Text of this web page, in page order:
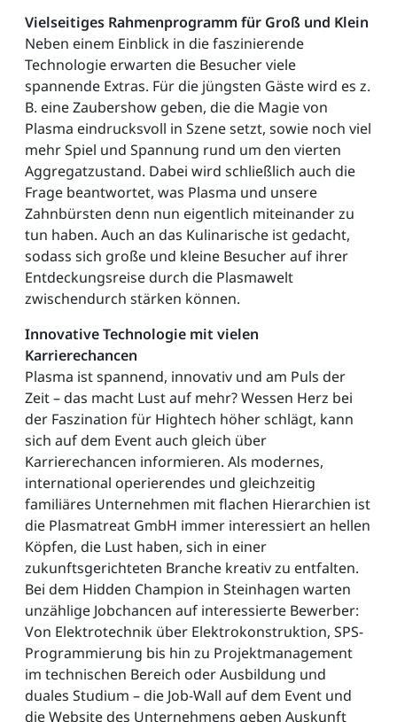
Vielseitiges Rahmenprogramm für Groß und Klein
Neben einem Einblick in die faszinierende
Technologie erwarten die Besucher viele
spannende Extras. Für die jüngsten Gäste wird es z.
B. eine Zaubershow geben, die die Magie von
Plasma eindrucksvoll in Szene setzt, sowie noch viel
mehr Spiel und Spannung rund um den vierten
Aggregatzustand. Dabei wird schließlich auch die
Frage beantwortet, was Plasma und unsere
Zahnbürsten denn nun eigentlich miteinander zu
tun haben. Auch an das Kulinarische ist gedacht,
sodass sich große und kleine Besucher auf ihrer
Entdeckungsreise durch die Plasmawelt
zwischendurch stärken können.
Innovative Technologie mit vielen
Karrierechancen
Plasma ist spannend, innovativ und am Puls der
Zeit – das macht Lust auf mehr? Wessen Herz bei
der Faszination für Hightech höher schlägt, kann
sich auf dem Event auch gleich über
Karrierechancen informieren. Als modernes,
international operierendes und gleichzeitig
familiäres Unternehmen mit flachen Hierarchien ist
die Plasmatreat GmbH immer interessiert an hellen
Köpfen, die Lust haben, sich in einer
zukunftsgerichteten Branche kreativ zu entfalten.
Bei dem Hidden Champion in Steinhagen warten
unzählige Jobchancen auf interessierte Bewerber:
Von Elektrotechnik über Elektrokonstruktion, SPS-
Programmierung bis hin zu Projektmanagement
im technischen Bereich oder Ausbildung und
duales Studium – die Job-Wall auf dem Event und
die Website des Unternehmens geben Auskunft